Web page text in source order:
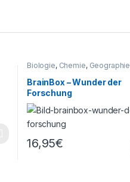
Biologie, Chemie, Geographie
Natur & Technik
Physik
BrainBox – Wunder der
Forschung
16,95€